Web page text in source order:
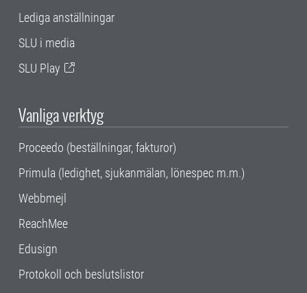
Lediga anställningar
SLU i media
SLU Play
Vanliga verktyg
Proceedo (beställningar, fakturor)
Primula (ledighet, sjukanmälan, lönespec m.m.)
Webbmejl
ReachMee
Edusign
Protokoll och beslutslistor